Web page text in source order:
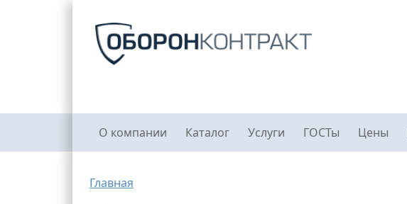
Главное меню
О компании Каталог Услуги ГОСТы Цены
Строка навигации
Главная